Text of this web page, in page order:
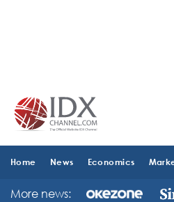
Home News Economics
More news: